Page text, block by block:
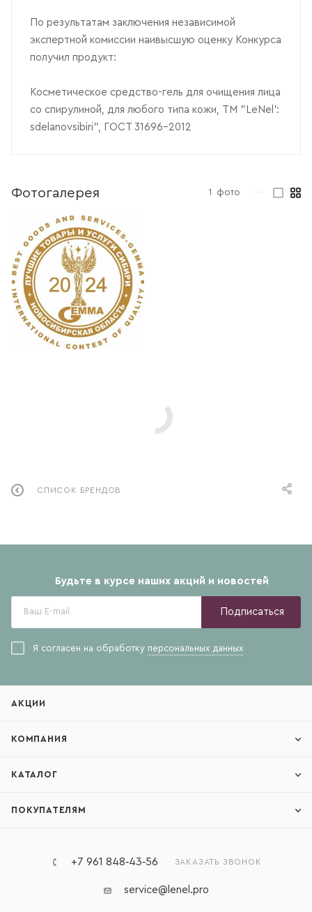
По результатам заключения независимой
экспертной комиссии наивысшую оценку Конкурса
получил продукт:
Косметическое средство-гель для очищения лица
со спирулиной, для любого типа кожи, ТМ "LeNel':
sdelanovsibiri", ГОСТ 31696-2012
Фотогалерея 1 фото
СПИСОК БРЕНДОВ
Будьте в курсе наших акций и новостей
Подписаться
Я согласен на обработку персональных данных
АКЦИИ
КОМПАНИЯ
КАТАЛОГ
ПОКУПАТЕЛЯМ
+7 961 848‑43‑56 ЗАКАЗАТЬ ЗВОНОК
service@lenel.pro